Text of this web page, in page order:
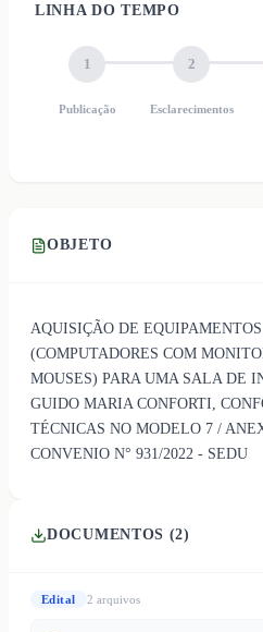
LINHA DO TEMPO
1
Publicação
2
Esclarecimentos
OBJETO
AQUISIÇÃO DE
(COMPUTADORES COM
MOUSES) PARA UMA SALA DE
GUIDO MARIA CONFORTI,
TÉCNICAS NO MODELO 7 /
CONVENIO N° 931/2022 - SEDU
DOCUMENTOS (2)
Edital 2 arquivos